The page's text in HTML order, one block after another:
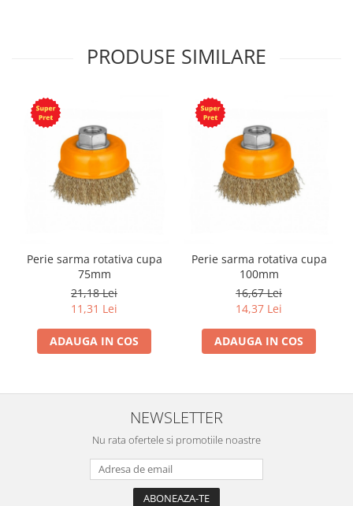
PRODUSE SIMILARE
Perie sarma rotativa cupa
75mm
21,18 Lei
11,31 Lei
ADAUGA IN COS
Perie sarma rotativa cupa
100mm
16,67 Lei
14,37 Lei
ADAUGA IN COS
NEWSLETTER
Nu rata ofertele si promotiile noastre